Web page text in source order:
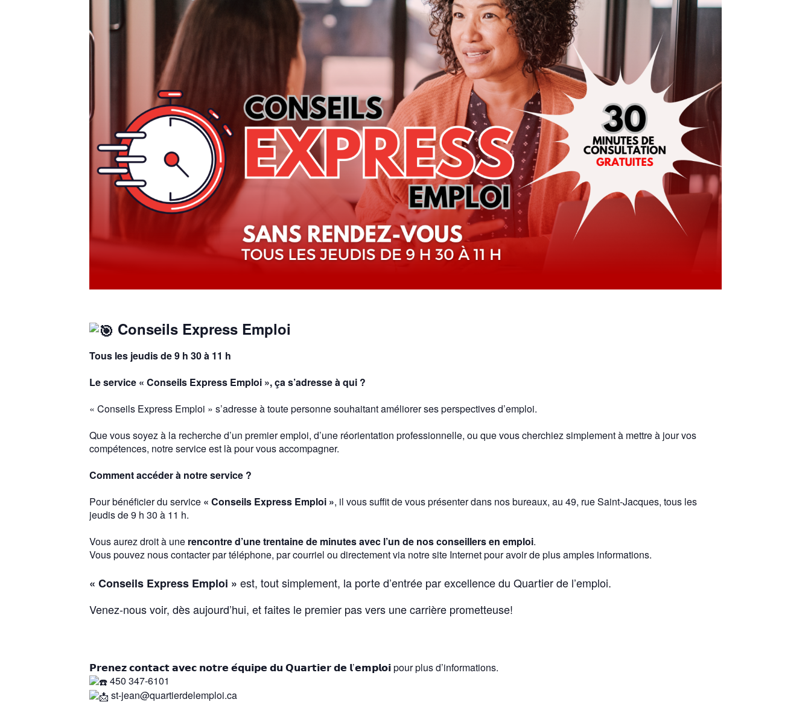
Conseils Express Emploi
Tous les jeudis de 9 h 30 à 11 h
Le service « Conseils Express Emploi », ça s’adresse à qui ?
« Conseils Express Emploi » s’adresse à toute personne souhaitant améliorer ses perspectives d’emploi.
Que vous soyez à la recherche d’un premier emploi, d’une réorientation professionnelle, ou que vous cherchiez simplement à mettre à jour vos
compétences, notre service est là pour vous accompagner.
Comment accéder à notre service ?
Pour bénéficier du service « Conseils Express Emploi », il vous suffit de vous présenter dans nos bureaux, au 49, rue Saint-Jacques, tous les
jeudis de 9 h 30 à 11 h.
Vous aurez droit à une rencontre d’une trentaine de minutes avec l’un de nos conseillers en emploi.
Vous pouvez nous contacter par téléphone, par courriel ou directement via notre site Internet pour avoir de plus amples informations.
« Conseils Express Emploi » est, tout simplement, la porte d’entrée par excellence du Quartier de l’emploi.
Venez-nous voir, dès aujourd’hui, et faites le premier pas vers une carrière prometteuse!
𝗣𝗿𝗲𝗻𝗲𝘇 𝗰𝗼𝗻𝘁𝗮𝗰𝘁 𝗮𝘃𝗲𝗰 𝗻𝗼𝘁𝗿𝗲 𝗲́𝗾𝘂𝗶𝗽𝗲 𝗱𝘂 𝗤𝘂𝗮𝗿𝘁𝗶𝗲𝗿 𝗱𝗲 𝗹’𝗲𝗺𝗽𝗹𝗼𝗶 pour plus d’informations.
450 347-6101
st-jean@quartierdelemploi.ca